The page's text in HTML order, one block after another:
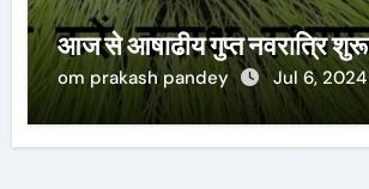
आज से आषाढीय गुप्त नवरात्रि शुरू
om prakash pandey Jul 6, 2024